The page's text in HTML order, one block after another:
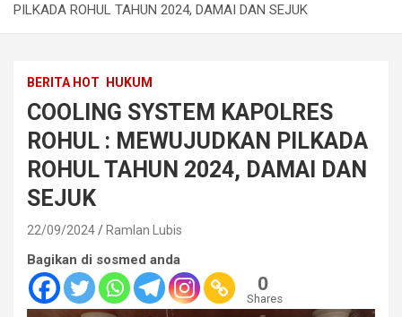
PILKADA ROHUL TAHUN 2024, DAMAI DAN SEJUK
BERITA HOT HUKUM
COOLING SYSTEM KAPOLRES
ROHUL : MEWUJUDKAN PILKADA
ROHUL TAHUN 2024, DAMAI DAN
SEJUK
22/09/2024 Ramlan Lubis
Bagikan di sosmed anda
0
Shares